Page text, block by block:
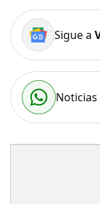
Sigue a
Noticias